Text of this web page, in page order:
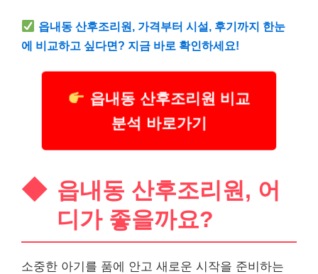
읍내동 산후조리원, 가격부터 시설, 후기까지 한눈
에 비교하고 싶다면? 지금 바로 확인하세요!
읍내동 산후조리원 비교
분석 바로가기
읍내동 산후조리원, 어
디가 좋을까요?
소중한 아기를 품에 안고 새로운 시작을 준비하는